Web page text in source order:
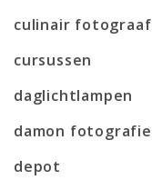
culinair fotograaf
cursussen
daglichtlampen
damon fotografie
depot